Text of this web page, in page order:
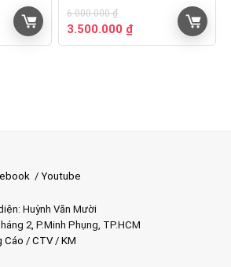
6.000.000₫
Giá
gốc
3.500.000 ₫Giá
hiện
/ Youtube
Huỳnh Văn Mười
2, P.Minh Phụng, TP.HCM
Cáo / CTV/ KM